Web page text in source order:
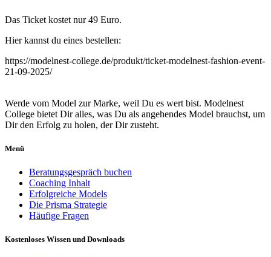
Das Ticket kostet nur 49 Euro.
Hier kannst du eines bestellen:
https://modelnest-college.de/produkt/ticket-modelnest-fashion-event-
21-09-2025/
Werde vom Model zur Marke, weil Du es wert bist. Modelnest
College bietet Dir alles, was Du als angehendes Model brauchst, um
Dir den Erfolg zu holen, der Dir zusteht.
Menü
Beratungsgespräch buchen
Coaching Inhalt
Erfolgreiche Models
Die Prisma Strategie
Häufige Fragen
Kostenloses Wissen und Downloads